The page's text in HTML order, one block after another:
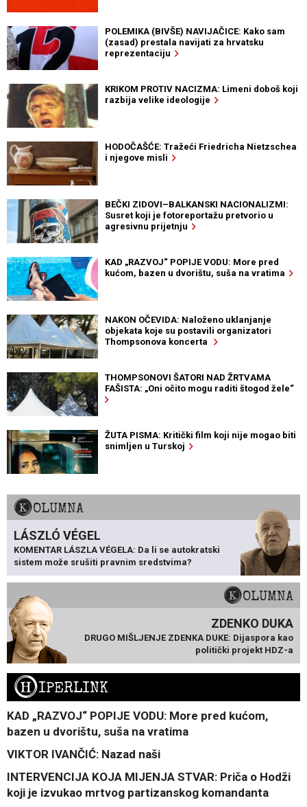
POLEMIKA (BIVŠE) NAVIJAČICE: Kako sam
(zasad) prestala navijati za hrvatsku
reprezentaciju
KRIKOM PROTIV NACIZMA: Limeni doboš koji
razbija velike ideologije
HODOČAŠĆE: Tražeći Friedricha Nietzschea
i njegove misli
BEČKI ZIDOVI–BALKANSKI NACIONALIZMI:
Susret koji je fotoreportažu pretvorio u
agresivnu prijetnju
KAD „RAZVOJ“ POPIJE VODU: More pred
kućom, bazen u dvorištu, suša na vratima
NAKON OČEVIDA: Naloženo uklanjanje
objekata koje su postavili organizatori
Thompsonova koncerta
THOMPSONOVI ŠATORI NAD ŽRTVAMA
FAŠISTA: „Oni očito mogu raditi štogod žele“
ŽUTA PISMA: Kritički film koji nije mogao biti
snimljen u Turskoj
KOLUMNA
LÁSZLÓ VÉGEL
KOMENTAR LÁSZLA VÉGELA: Da li se autokratski
sistem može srušiti pravnim sredstvima?
KOLUMNA
ZDENKO DUKA
DRUGO MIŠLJENJE ZDENKA DUKE: Dijaspora kao
politički projekt HDZ-a
HIPERLINK
KAD „RAZVOJ“ POPIJE VODU: More pred kućom,
bazen u dvorištu, suša na vratima
VIKTOR IVANČIĆ: Nazad naši
INTERVENCIJA KOJA MIJENJA STVAR: Priča o Hodži
koji je izvukao mrtvog partizanskog komandanta